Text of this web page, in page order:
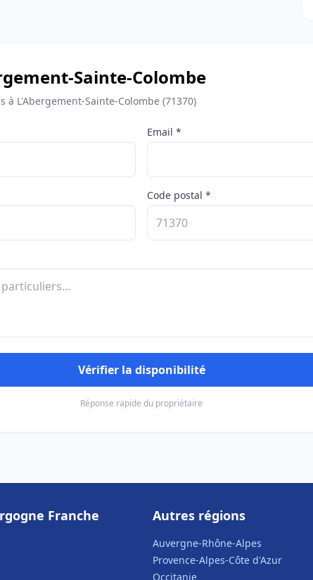
Sainte-Colombe
L'Abergement-Sainte-Colombe (71370)
Email *
Code postal *
Vérifier la disponibilité
Réponse rapide du propriétaire
Franche
Autres régions
Auvergne-Rhône-Alpes
Provence-Alpes-Côte d'Azur
Occitanie